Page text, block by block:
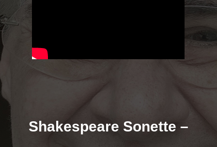
Shakespeare Sonette –